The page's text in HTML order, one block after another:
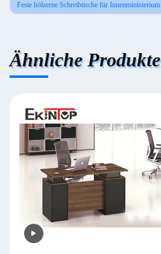
Feste hölzerne Schreibtische für Innenministerium
Ähnliche Produkte